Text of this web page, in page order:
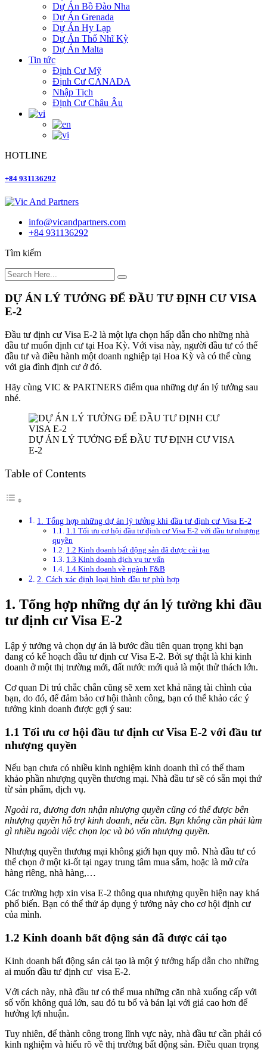
Dự Án Bồ Đào Nha
Dự Án Grenada
Dự Án Hy Lạp
Dự Án Thổ Nhĩ Kỳ
Dự Án Malta
Tin tức
Định Cư Mỹ
Định Cư CANADA
Nhập Tịch
Định Cư Châu Âu
HOTLINE
+84 931136292
info@vicandpartners.com
+84 931136292
Tìm kiếm
DỰ ÁN LÝ TƯỞNG ĐỂ ĐẦU TƯ ĐỊNH CƯ VISA
E-2
Đầu tư định cư Visa E-2 là một lựa chọn hấp dẫn cho những nhà
đầu tư muốn định cư tại Hoa Kỳ. Với visa này, người đầu tư có thể
đầu tư và điều hành một doanh nghiệp tại Hoa Kỳ và có thể cùng
với gia đình định cư ở đó.
Hãy cùng VIC & PARTNERS điểm qua những dự án lý tưởng sau
nhé.
DỰ ÁN LÝ TƯỞNG ĐỂ ĐẦU TƯ ĐỊNH CƯ VISA
E-2
Table of Contents
1. Tổng hợp những dự án lý tưởng khi đầu tư định cư Visa E-2
1.1 Tối ưu cơ hội đầu tư định cư Visa E-2 với đầu tư nhượng
quyền
1.2 Kinh doanh bất động sản đã được cải tạo
1.3 Kinh doanh dịch vụ tư vấn
1.4 Kinh doanh về ngành F&B
2. Cách xác định loại hình đầu tư phù hợp
1. Tổng hợp những dự án lý tưởng khi đầu
tư định cư Visa E-2
Lập ý tưởng và chọn dự án là bước đầu tiên quan trọng khi bạn
đang có kế hoạch đầu tư định cư Visa E-2. Bởi sự thật là khi kinh
doanh ở một thị trường mới, đất nước mới quả là một thử thách lớn.
Cơ quan Di trú chắc chắn cũng sẽ xem xet khả năng tài chình của
bạn, do đó, để đảm bảo cơ hội thành công, bạn có thể khảo các ý
tưởng kinh doanh được gợi ý sau:
1.1 Tối ưu cơ hội đầu tư định cư Visa E-2 với đầu tư
nhượng quyền
Nếu bạn chưa có nhiều kinh nghiệm kinh doanh thì có thể tham
khảo phần nhượng quyền thương mại. Nhà đầu tư sẽ có sẵn mọi thứ
từ sản phẩm, dịch vụ.
Ngoài ra, đương đơn nhận nhượng quyền cũng có thể được bên
nhượng quyền hỗ trợ kinh doanh, nếu cần. Bạn không cần phải làm
gì nhiều ngoài việc chọn lọc và bỏ vốn nhượng quyền.
Nhượng quyền thương mại không giới hạn quy mô. Nhà đầu tư có
thể chọn ở một ki-ốt tại ngay trung tâm mua sắm, hoặc là mở cửa
hàng riêng, nhà hàng,…
Các trường hợp xin visa E-2 thông qua nhượng quyền hiện nay khá
phổ biến. Bạn có thể thử áp dụng ý tưởng này cho cơ hội định cư
của mình.
1.2 Kinh doanh bất động sản đã được cải tạo
Kinh doanh bất động sản cải tạo là một ý tưởng hấp dẫn cho những
ai muốn đầu tư định cư visa E-2.
Với cách này, nhà đầu tư có thể mua những căn nhà xuống cấp với
số vốn không quá lớn, sau đó tu bổ và bán lại với giá cao hơn để
hưởng lợi nhuận.
Tuy nhiên, để thành công trong lĩnh vực này, nhà đầu tư cần phải có
kinh nghiệm và hiểu rõ về thị trường bất động sản. Điều quan trọng